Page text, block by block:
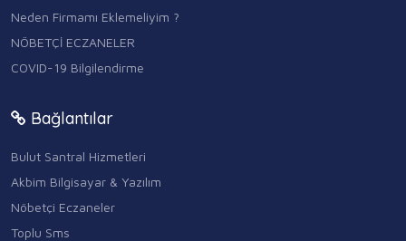
Neden Firmamı Eklemeliyim ?
NÖBETÇİ ECZANELER
COVID-19 Bilgilendirme
Bağlantılar
Bulut Santral Hizmetleri
Akbim Bilgisayar & Yazılım
Nöbetçi Eczaneler
Toplu Sms